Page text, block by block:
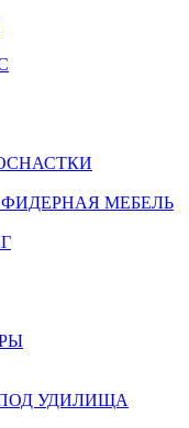
МЕБЕЛЬ
УДИЛИЩА